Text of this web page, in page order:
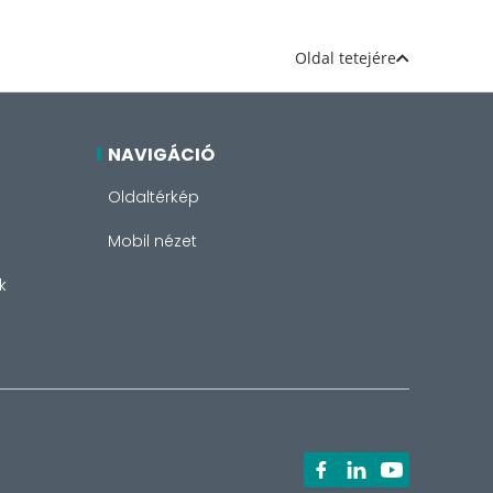
Oldal tetejére
NAVIGÁCIÓ
Oldaltérkép
Mobil nézet